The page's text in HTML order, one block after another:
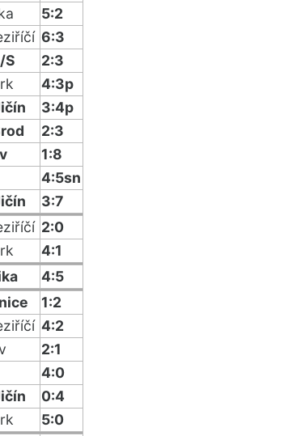
5:2
6:3
S
2:3
4:3p
3:4p
2:3
1:8
4:5sn
3:7
2:0
4:1
4:5
1:2
4:2
2:1
4:0
0:4
5:0